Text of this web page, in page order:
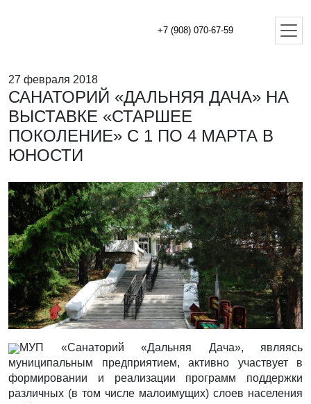
+7 (908) 070-67-59
27 февраля 2018
САНАТОРИЙ «ДАЛЬНЯЯ ДАЧА» НА
ВЫСТАВКЕ «СТАРШЕЕ
ПОКОЛЕНИЕ» С 1 ПО 4 МАРТА В
ЮНОСТИ
МУП «Санаторий «Дальняя Дача», являясь
муниципальным предприятием, активно участвует в
формировании и реализации программ поддержки
различных (в том числе малоимущих) слоев населения